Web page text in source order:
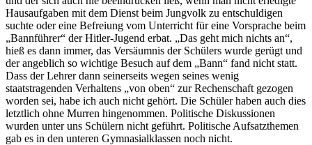
Hausaufgaben mit dem Dienst beim Jungvolk zu entschuldigen
suchte oder eine Befreiung vom Unterricht für eine Vorsprache beim
Bannführer
der Hitler-Jugend erbat. Das geht mich nichts an ,
hieß es dann immer, das Versäumnis der Schülers wurde gerügt und
der angeblich so wichtige Besuch auf dem
Bann
fand nicht statt.
Dass der Lehrer dann seinerseits wegen seines wenig
staatstragenden Verhaltens
von oben
zur Rechenschaft gezogen
worden sei, habe ich auch nicht gehört. Die Schüler haben auch dies
letztlich ohne Murren hingenommen. Politische Diskussionen
wurden unter uns Schülern nicht geführt. Politische Aufsatzthemen
gab es in den unteren Gymnasialklassen noch nicht.